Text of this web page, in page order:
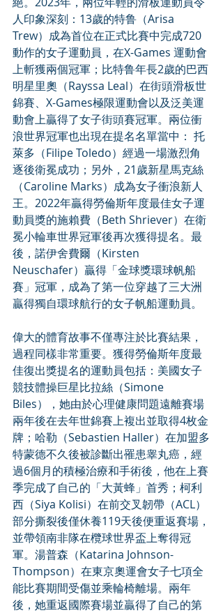
人印象深刻：13歲的特鲁（Arisa
Trew）成為首位在正式比賽中完成720
動作的女子運動員，在X-Games 運動會
上斬獲兩個冠軍；比特鲁年長2歲的巴西
明星里奧（Rayssa Leal）在街頭滑板世
錦賽、X-Games極限運動會以及泛美運
動會上贏得了女子街頭賽冠軍。兩位衝
浪世界冠軍也出現在提名名單當中： 托
萊多（Filipe Toledo）經過一場激烈角
逐後衛冕成功；另外，21歲新星馬克絲
（Caroline Marks）成為女子衝浪新人
王。2022年贏得勞倫斯年度最佳女子運
動員獎的施賴費（Beth Shriever）在衛
冕小輪車世界冠軍後再次獲得提名。最
後，諾伊舍費爾（Kirsten
Neuschafer）贏得「金球獎環球帆船
賽」冠軍，成為了第一位穿越了三大洲
贏得獨自環球航行的女子帆船運動員。
偉大的體育故事不僅專注於比賽結果，
過程同樣非常重要。獲得勞倫斯年度最
佳復出獎提名的運動員包括：美國女子
競技體操巨星比拉絲（Simone
Biles），她由於心理健康問題遠離賽場
兩年後在去年世錦賽上複出並取得4枚金
牌；哈勒（Sebastien Haller）在加盟多
特蒙德不久後被診斷出罹患睾丸癌，經
過6個月的積極治療和手術後，他在上賽
季完成了自己的「大黃蜂」首秀；柯利
西（Siya Kolisi）在前交叉韌帶（ACL）
部分撕裂後僅休養119天後便重返賽場，
並帶領南非隊在欖球世界盃上奪得冠
軍。湯普森（Katarina Johnson-
Thompson）在東京奧運會女子七項全
能比賽期間受傷並乘輪椅離場。兩年
後，她重返國際賽場並贏得了自己的第